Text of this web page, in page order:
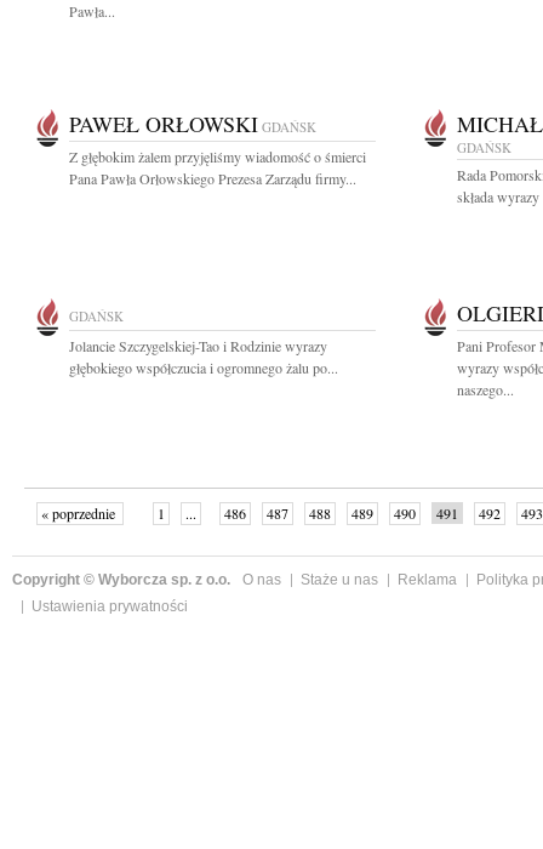
Pawła...
PAWEŁ ORŁOWSKI GDAŃSK
Z głębokim żalem przyjęliśmy wiadomość o śmierci
Pana Pawła Orłowskiego Prezesa Zarządu firmy...
GDAŃSK
Rada
składa
GDAŃSK
Jolancie Szczygelskiej-Tao i Rodzinie wyrazy
głębokiego współczucia i ogromnego żalu po...
Pani Profesor
wyrazy
naszego...
« poprzednie 1 ... 486 487 488 489 490 491 492
493
Copyright © Wyborcza sp. z o.o. O nas Staże u nas Reklama
Polityka
Ustawienia prywatności